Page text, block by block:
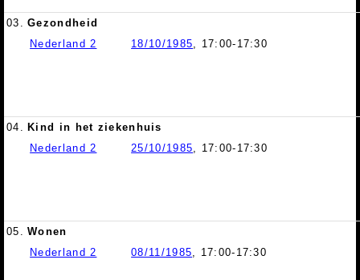
03. Gezondheid
Nederland 2
18/10/1985, 17:00-17:30
04. Kind in het ziekenhuis
Nederland 2
25/10/1985, 17:00-17:30
05. Wonen
Nederland 2
08/11/1985, 17:00-17:30